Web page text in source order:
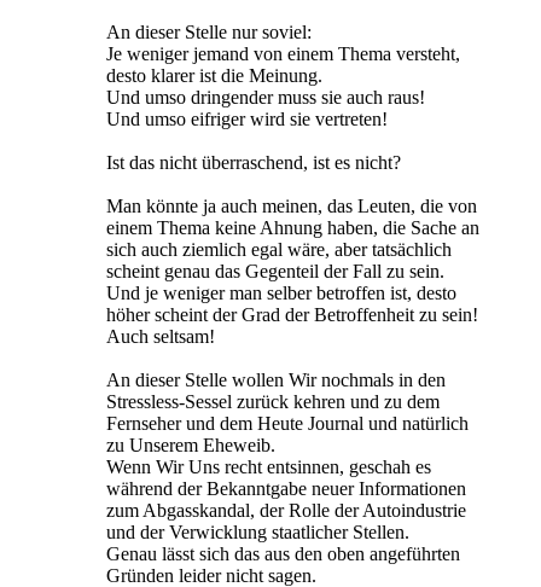
An dieser Stelle nur soviel:
Je weniger jemand von einem Thema versteht,
desto klarer ist die Meinung.
Und umso dringender muss sie auch raus!
Und umso eifriger wird sie vertreten!
Ist das nicht überraschend, ist es nicht?
Man könnte ja auch meinen, das Leuten, die von
einem Thema keine Ahnung haben, die Sache an
sich auch ziemlich egal wäre, aber tatsächlich
scheint genau das Gegenteil der Fall zu sein.
Und je weniger man selber betroffen ist, desto
höher scheint der Grad der Betroffenheit zu sein!
Auch seltsam!
An dieser Stelle wollen Wir nochmals in den
Stressless-Sessel zurück kehren und zu dem
Fernseher und dem Heute Journal und natürlich
zu Unserem Eheweib.
Wenn Wir Uns recht entsinnen, geschah es
während der Bekanntgabe neuer Informationen
zum Abgasskandal, der Rolle der Autoindustrie
und der Verwicklung staatlicher Stellen.
Genau lässt sich das aus den oben angeführten
Gründen leider nicht sagen.